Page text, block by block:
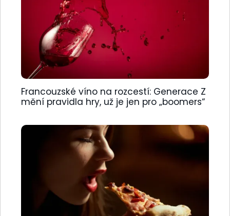
Francouzské víno na rozcestí: Generace Z
mění pravidla hry, už je jen pro „boomers“